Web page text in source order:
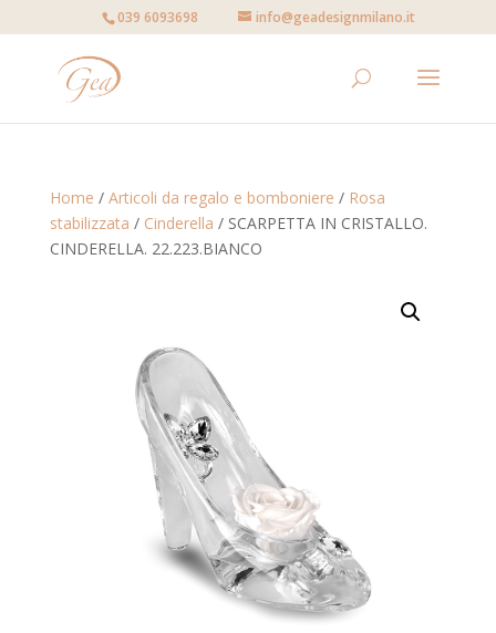
039 6093698 info@geadesignmilano.it
Home / Articoli da regalo e bomboniere / Rosa
stabilizzata / Cinderella / SCARPETTA IN CRISTALLO.
CINDERELLA. 22.223.BIANCO